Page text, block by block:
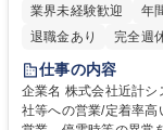
業界未経験歓迎
年
退職金あり
完全週
仕事の内容
企業名 株式会社近計システム 求人名 未経験歓迎【法人営
社等への営業/定着率高い!/年休127日 仕事の